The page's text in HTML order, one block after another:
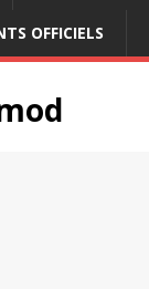
OFFICIELS